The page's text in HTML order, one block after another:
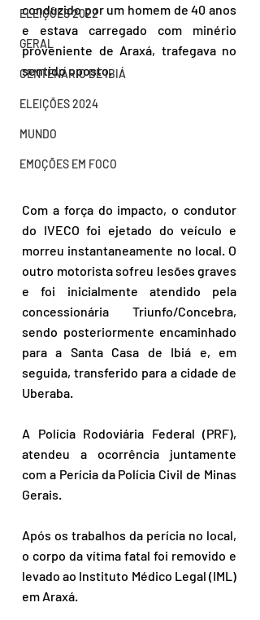
ELEIÇÕES 2022
GERAL
CENTENÁRIO DE IBIÁ
ELEIÇÕES 2024
MUNDO
EMOÇÕES EM FOCO
conduzido por um homem de 40 anos
e estava carregado com minério
proveniente de Araxá, trafegava no
sentido oposto.
Com a força do impacto, o condutor
do IVECO foi ejetado do veículo e
morreu instantaneamente no local. O
outro motorista sofreu lesões graves
e foi inicialmente atendido pela
concessionária Triunfo/Concebra,
sendo posteriormente encaminhado
para a Santa Casa de Ibiá e, em
seguida, transferido para a cidade de
Uberaba.
A Polícia Rodoviária Federal (PRF),
atendeu a ocorrência juntamente
com a Perícia da Polícia Civil de Minas
Gerais.
Após os trabalhos da perícia no local,
o corpo da vítima fatal foi removido e
levado ao Instituto Médico Legal (IML)
em Araxá.